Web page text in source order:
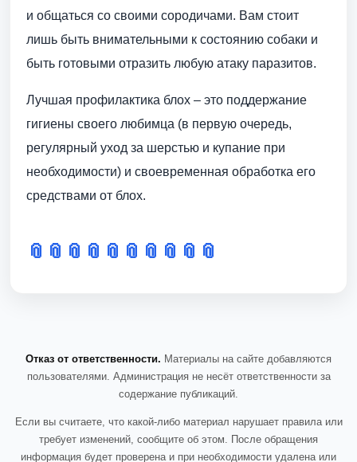
и общаться со своими сородичами. Вам стоит
лишь быть внимательными к состоянию собаки и
быть готовыми отразить любую атаку паразитов.
Лучшая профилактика блох – это поддержание
гигиены своего любимца (в первую очередь,
регулярный уход за шерстью и купание при
необходимости) и своевременная обработка его
средствами от блох.
📎 📎 📎 📎 📎 📎 📎 📎 📎 📎
Отказ от ответственности. Материалы на сайте добавляются
пользователями. Администрация не несёт ответственности за
содержание публикаций.
Если вы считаете, что какой-либо материал нарушает правила или
требует изменений, сообщите об этом. После обращения
информация будет проверена и при необходимости удалена или